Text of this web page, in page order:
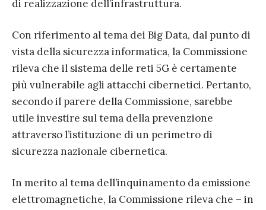
di realizzazione dell’infrastruttura.
Con riferimento al tema dei Big Data, dal punto di
vista della sicurezza informatica, la Commissione
rileva che il sistema delle reti 5G è certamente
più vulnerabile agli attacchi cibernetici. Pertanto,
secondo il parere della Commissione, sarebbe
utile investire sul tema della prevenzione
attraverso l’istituzione di un perimetro di
sicurezza nazionale cibernetica.
In merito al tema dell’inquinamento da emissione
elettromagnetiche, la Commissione rileva che – in